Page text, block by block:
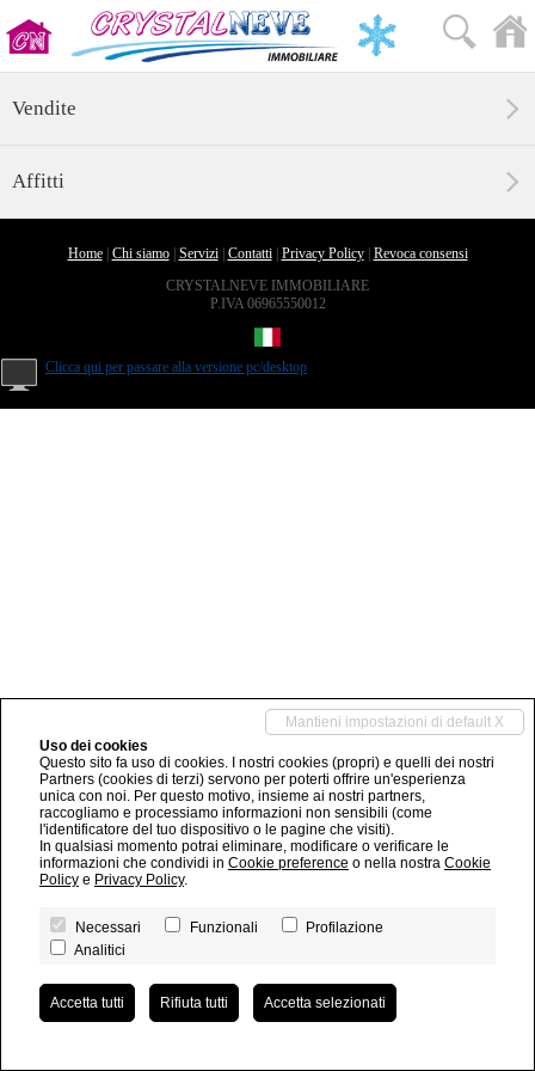
Vendite
Affitti
Home| Chi siamo| Servizi| Contatti| Privacy Policy| Revoca consensi
CRYSTALNEVE IMMOBILIARE
P.IVA 06965550012
Clicca qui per passare alla versione pc/desktop
Mantieni impostazioni di default X
Uso dei cookies
Questo sito fa uso di cookies. I nostri cookies (propri) e quelli dei nostri
Partners (cookies di terzi) servono per poterti offrire un'esperienza
unica con noi. Per questo motivo, insieme ai nostri partners,
raccogliamo e processiamo informazioni non sensibili (come
l'identificatore del tuo dispositivo o le pagine che visiti).
In qualsiasi momento potrai eliminare, modificare o verificare le
informazioni che condividi in Cookie preference o nella nostra Cookie
Policy e Privacy Policy.
Necessari Funzionali
Profilazione
Analitici
Accetta tutti Rifiuta tutti Accetta selezionati